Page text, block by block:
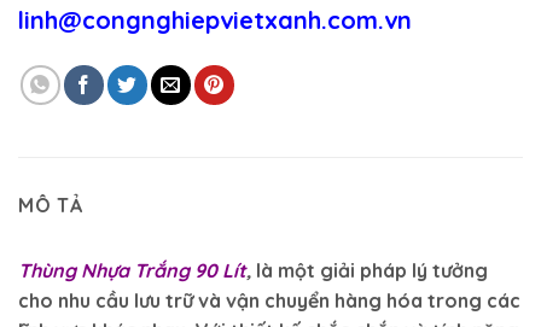
linh@congnghiepvietxanh.com.vn
MÔ TẢ
Thùng Nhựa Trắng 90 Lít, là một giải pháp lý tưởng
cho nhu cầu lưu trữ và vận chuyển hàng hóa trong các